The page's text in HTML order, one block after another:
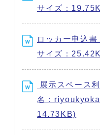
サイズ：
ロッカー申込
サイズ：
展示スペース
名：
14.73KB)